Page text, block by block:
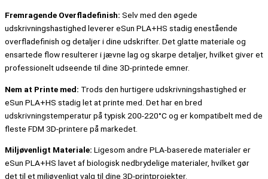
Fremragende Overfladefinish: Selv med den øgede
udskrivningshastighed leverer eSun PLA+HS stadig enestående
overfladefinish og detaljer i dine udskrifter. Det glatte materiale og
ensartede flow resulterer i jævne lag og skarpe detaljer, hvilket giver et
professionelt udseende til dine 3D-printede emner.
Nem at Printe med: Trods den hurtigere udskrivningshastighed er
eSun PLA+HS stadig let at printe med. Det har en bred
udskrivningstemperatur på typisk 200-220°C og er kompatibelt med de
fleste FDM 3D-printere på markedet.
Miljøvenligt Materiale: Ligesom andre PLA-baserede materialer er
eSun PLA+HS lavet af biologisk nedbrydelige materialer, hvilket gør
det til et miljøvenligt valg til dine 3D-printprojekter.